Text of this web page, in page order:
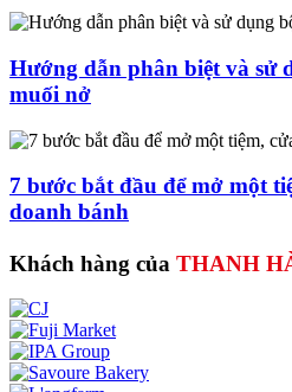
Hướng dẫn phân biệt và sử
muối nở
7 bước bắt đầu để mở một
doanh bánh
Khách hàng của THANH